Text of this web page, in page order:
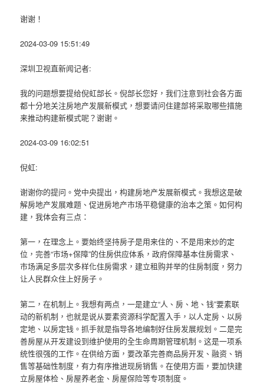
谢谢！
2024-03-09 15:51:49
深圳卫视直新闻记者:
我的问题想要提给倪虹部长。倪部长您好，我们注意到社会各方面
都十分地关注房地产发展新模式，想要请问住建部将采取哪些措施
来推动构建新模式呢？谢谢。
2024-03-09 16:02:51
倪虹:
谢谢你的提问。党中央提出，构建房地产发展新模式。我想这是破
解房地产发展难题、促进房地产市场平稳健康的治本之策。如何构
建，我体会有三点：
第一，在理念上。要始终坚持房子是用来住的、不是用来炒的定
位，完善“市场+保障”的住房供应体系，政府保障基本住房需求、
市场满足多层次多样化住房需求，建立租购并举的住房制度，努力
让人民群众住上好房子。
第二，在机制上。我想有两点，一是建立“人、房、地、钱”要素联
动的新机制，也就是说从要素资源科学配置入手，以人定房、以房
定地、以房定钱。抓手就是指导各地编制好住房发展规划。二是完
善房屋从开发建设到维护使用的全生命周期管理机制。这是一项系
统性很强的工作。在供给方面，要改革完善商品房开发、融资、销
售等基础性制度，有力有序推进现房销售。在使用方面，要加快建
立房屋体检、房屋养老金、房屋保险等专项制度。